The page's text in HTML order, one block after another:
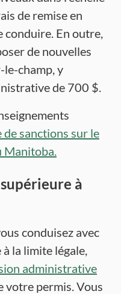
de remise en
conduire. En outre,
de nouvelles
le-champ, y
de 700 $.
sanctions sur le
Manitoba.
à
conduisez avec
la limite légale,
administrative
votre permis. Vous